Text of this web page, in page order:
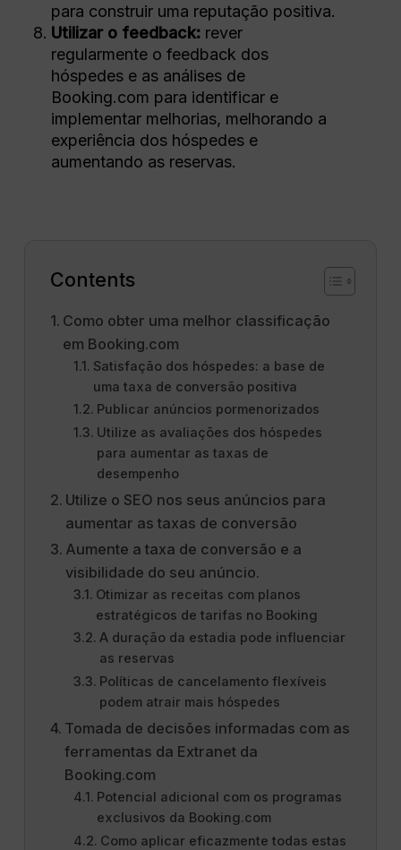
para construir uma reputação positiva.
Utilizar o feedback:rever
regularmente o feedback dos
hóspedes e as análises de
Booking.com para identificar e
implementar melhorias, melhorando a
experiência dos hóspedes e
aumentando as reservas.
Contents
Como obter uma melhor classificação
em Booking.com
Satisfação dos hóspedes: a base de
uma taxa de conversão positiva
Publicar anúncios pormenorizados
Utilize as avaliações dos hóspedes
para aumentar as taxas de
desempenho
Utilize o SEO nos seus anúncios para
aumentar as taxas de conversão
Aumente a taxa de conversão e a
visibilidade do seu anúncio.
Otimizar as receitas com planos
estratégicos de tarifas no Booking
A duração da estadia pode influenciar
as reservas
Políticas de cancelamento flexíveis
podem atrair mais hóspedes
Tomada de decisões informadas com as
ferramentas da Extranet da
Booking.com
Potencial adicional com os programas
exclusivos da Booking.com
Como aplicar eficazmente todas estas